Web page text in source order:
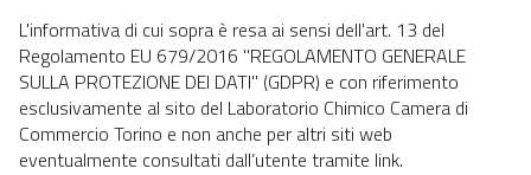
L'informativa di cui sopra è resa ai sensi dell'art. 13 del
Regolamento EU 679/2016 "REGOLAMENTO GENERALE
SULLA PROTEZIONE DEI DATI" (GDPR) e con riferimento
esclusivamente al sito del Laboratorio Chimico Camera di
Commercio Torino e non anche per altri siti web
eventualmente consultati dall’utente tramite link.